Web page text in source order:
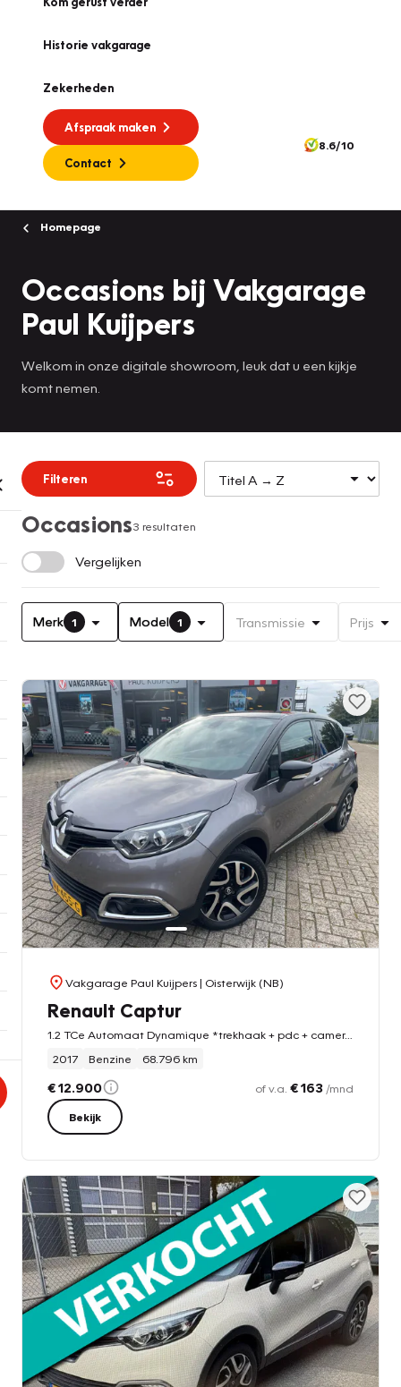
Historie vakgarage
Zekerheden
Afspraak maken
Contact
8.6/10
Homepage
Occasions bij Vakgarage
Paul Kuijpers
Welkom in onze digitale showroom, leuk dat u een kijkje
komt nemen.
Filteren
Occasions3 resultaten
Vergelijken
Merk 1 Model 1 Transmissie Prijs
Vakgarage Paul Kuijpers| Oisterwijk (NB)
Renault Captur
1.2 TCe Automaat Dynamique *trekhaak + pdc + camera + stoelverwarming*
2017
Benzine 68.796 km
€ 12.900 of v.a. € 163 /mnd
Bekijk